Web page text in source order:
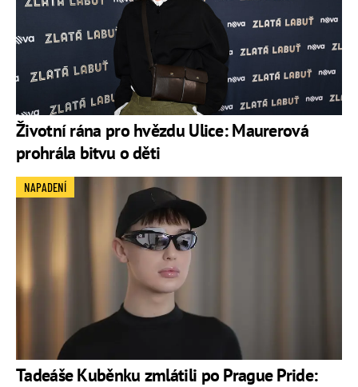
Životní rána pro hvězdu Ulice: Maurerová
prohrála bitvu o děti
Tadeáše Kuběnku zmlátili po Prague Pride:
NAPADENÍ